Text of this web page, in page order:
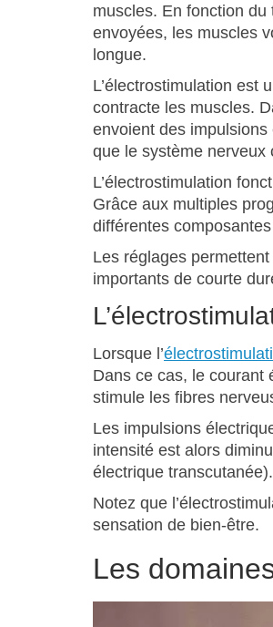
muscles. En fonction
envoyées, les muscles
longue.
L’électrostimulation est
contracte les muscles.
envoient des
que le système nerveux
L’électrostimulation
Grâce aux multiples
différentes
Les réglages
importants de courte
Lorsque l’
Dans ce cas, le courant
stimule les fibres
Les impulsions
intensité est alors
électrique transcutanée).
Notez que
sensation de bien-être.
Les